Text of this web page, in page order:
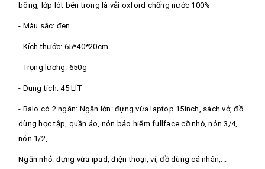
bông, lớp lót bên trong là vải oxford chống nước 100%
- Màu sắc: đen
- Kích thước: 65*40*20cm
- Trọng lượng: 650g
- Dung tích: 45 LÍT
- Balo có 2 ngăn: Ngăn lớn: đựng vừa laptop 15inch, sách vở, đồ
dùng học tập, quần áo, nón bảo hiểm fullface cỡ nhỏ, nón 3/4,
nón 1/2,....
Ngăn nhỏ: đựng vừa ipad, điện thoại, ví, đồ dùng cá nhân,...